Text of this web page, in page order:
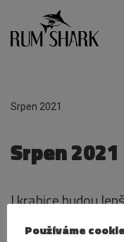
Přeskočit
Srpen 2021
Srpen 2021
I krabice budou
27. 8. 2021
Používáme